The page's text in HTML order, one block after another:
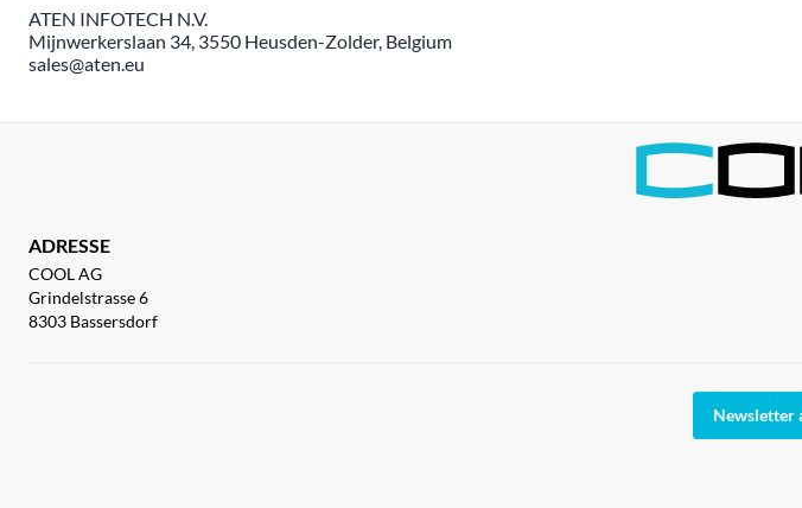
ATEN INFOTECH N.V.
Mijnwerkerslaan 34, 3550 Heusden-Zolder, Belgium
sales@aten.eu
ADRESSE
COOL AG
Grindelstrasse 6
8303 Bassersdorf
Newsletter